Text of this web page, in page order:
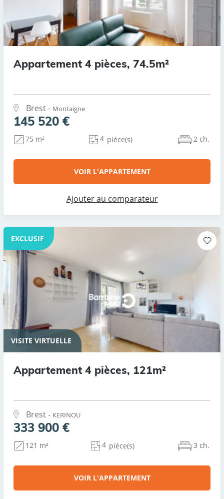
Appartement 4 pièces, 74.5m²
Brest - Montaigne
145 520 €
75 m² 4 pièce(s) 2 ch.
VOIR L'APPARTEMENT
Ajouter au comparateur
EXCLUSIF
VISITE VIRTUELLE
Appartement 4 pièces, 121m²
Brest - KERINOU
333 900 €
121 m² 4 pièce(s) 3 ch.
VOIR L'APPARTEMENT